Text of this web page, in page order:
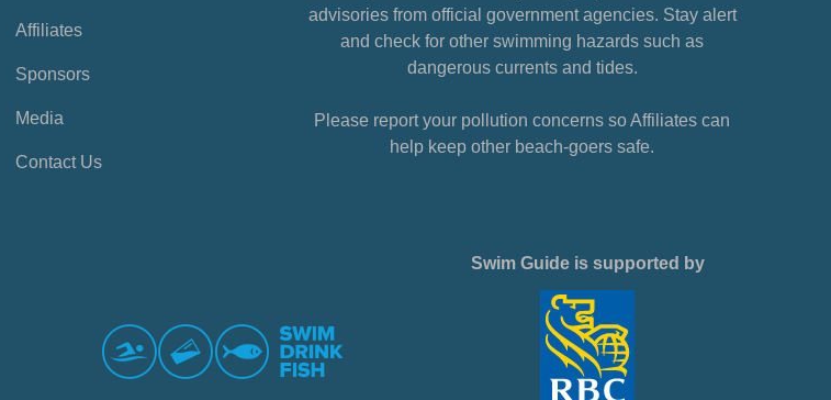
Affiliates
Sponsors
Media
Contact Us
advisories from official government agencies. Stay alert
and check for other swimming hazards such as
dangerous currents and tides.
Please report your pollution concerns so Affiliates can
help keep other beach-goers safe.
Swim Guide is supported by